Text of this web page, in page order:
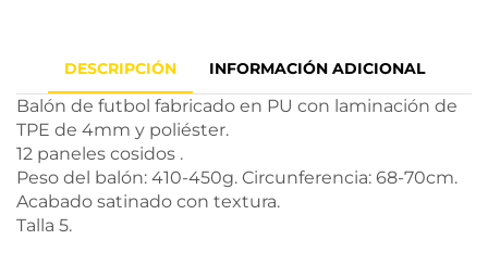
DESCRIPCIÓN INFORMACIÓN ADICIONAL
Balón de futbol fabricado en PU con laminación de
TPE de 4mm y poliéster.
12 paneles cosidos .
Peso del balón: 410-450g. Circunferencia: 68-70cm.
Acabado satinado con textura.
Talla 5.